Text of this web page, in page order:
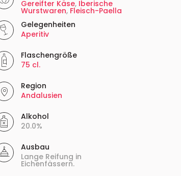
Gereifter Käse, Iberische
Wurstwaren, Fleisch-Paella
Gelegenheiten
Aperitiv
Flaschengröße
75 cl.
Region
Andalusien
Alkohol
20.0%
Ausbau
Lange Reifung in
Eichenfässern.